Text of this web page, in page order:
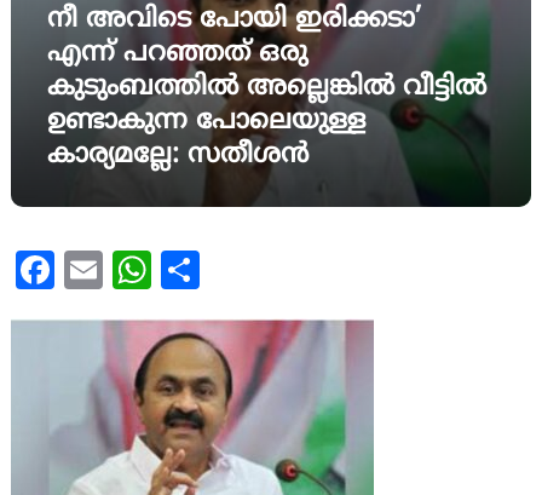
നീ അവിടെ പോയി ഇരിക്കടാ’
എന്ന് പറഞ്ഞത് ഒരു
കുടുംബത്തിൽ അല്ലെങ്കിൽ വീട്ടിൽ
ഉണ്ടാകുന്ന പോലെയുള്ള
കാര്യമല്ലേ: സതീശൻ
Facebook
Email WhatsApp